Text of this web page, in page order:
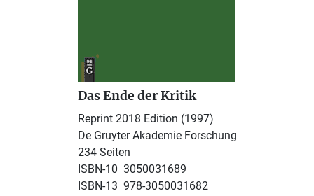
Das Ende der Kritik
Reprint 2018 Edition (1997)
De Gruyter Akademie Forschung
234 Seiten
ISBN-10 ‎ 3050031689
ISBN-13 ‎ 978-3050031682